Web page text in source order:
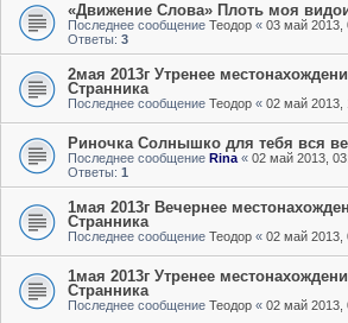
«Движение Слова» Плоть моя
Последнее сообщение Теодор « 03 май 2013,
Ответы: 3
2мая 2013г Утренее
Странника
Последнее сообщение Теодор « 02 май 2013,
Риночка Солнышко для тебя вся
Последнее сообщение Rina « 02 май 2013,
Ответы: 1
1мая 2013г Вечернее
Странника
Последнее сообщение Теодор « 02 май 2013,
1мая 2013г Утренее
Странника
Последнее сообщение Теодор « 02 май 2013,